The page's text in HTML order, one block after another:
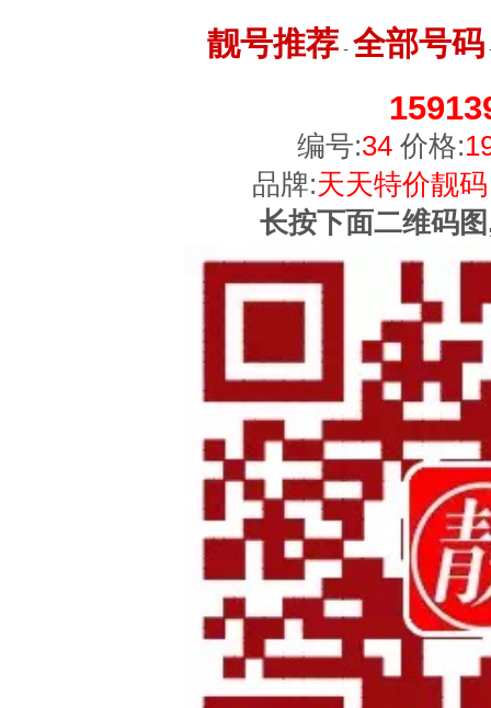
靓号推荐- 全部号码
编号:34价格:
品牌:天天特价靓码
长按下面二维码